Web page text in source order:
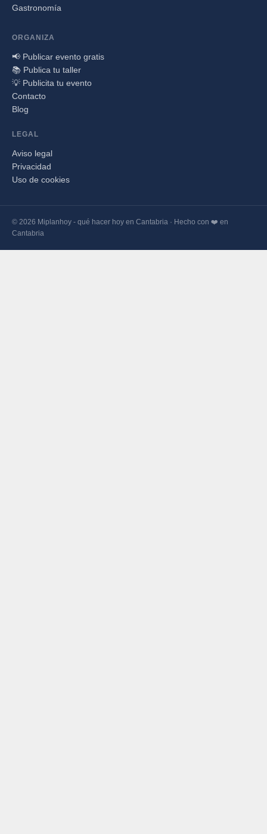
Gastronomía
ORGANIZA
📢 Publicar evento gratis
📚 Publica tu taller
💡 Publicita tu evento
Contacto
Blog
LEGAL
Aviso legal
Privacidad
Uso de cookies
© 2026 Miplanhoy - qué hacer hoy en Cantabria · Hecho con ❤️ en
Cantabria